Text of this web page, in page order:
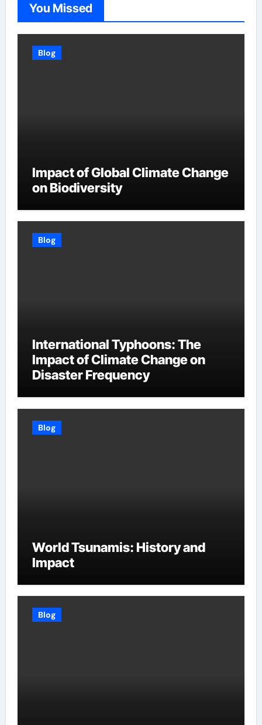
You Missed
Blog
Impact of Global Climate Change
on Biodiversity
Blog
International Typhoons: The
Impact of Climate Change on
Disaster Frequency
Blog
World Tsunamis: History and
Impact
Blog